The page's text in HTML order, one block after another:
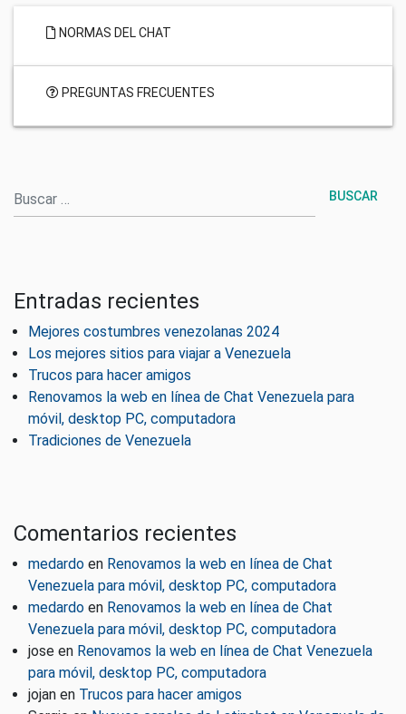
NORMAS DEL CHAT
PREGUNTAS FRECUENTES
Entradas recientes
Mejores costumbres venezolanas 2024
Los mejores sitios para viajar a Venezuela
Trucos para hacer amigos
Renovamos la web en línea de Chat Venezuela para
móvil, desktop PC, computadora
Tradiciones de Venezuela
Comentarios recientes
medardo en Renovamos la web en línea de Chat
Venezuela para móvil, desktop PC, computadora
medardo en Renovamos la web en línea de Chat
Venezuela para móvil, desktop PC, computadora
jose en Renovamos la web en línea de Chat Venezuela
para móvil, desktop PC, computadora
jojan en Trucos para hacer amigos